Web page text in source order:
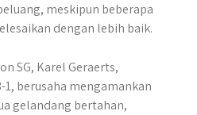
meskipun beberapa
dengan lebih baik.
SG, Karel Geraerts,
berusaha mengamankan
gelandang bertahan,